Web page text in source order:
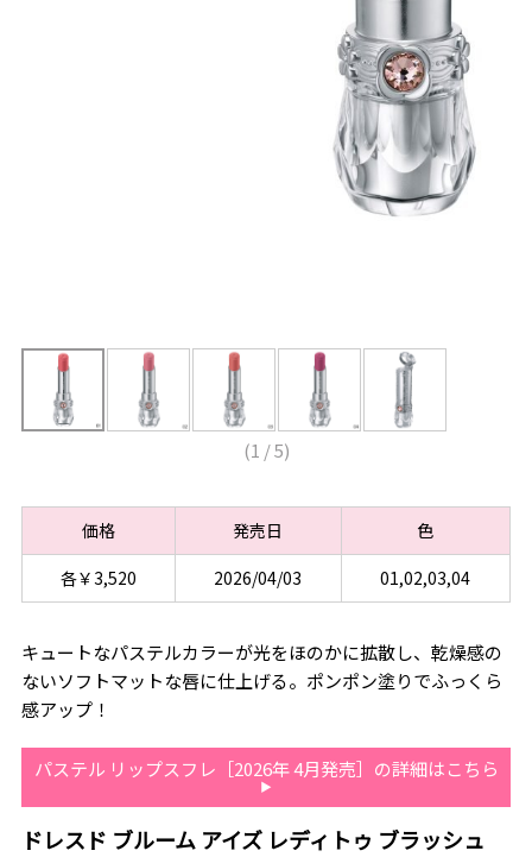
(1 /5)
価格 発売日
色
各￥3,520
2026/04/03 01,02,03,04
キュートなパステルカラーが光をほのかに拡散し、乾燥感の
ないソフトマットな唇に仕上げる。ポンポン塗りでふっくら
感アップ！
パステル リップスフレ［2026年 4月発売］の詳細はこちら
ドレスド ブルーム アイズ レディトゥ ブラッシュ